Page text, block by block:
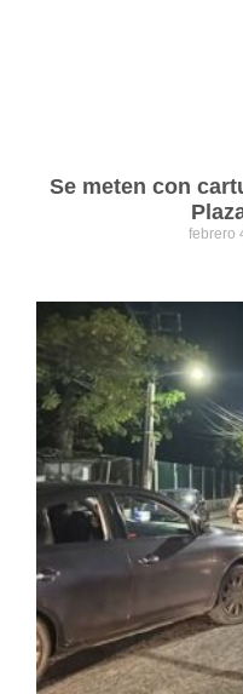
Se meten con
febrero